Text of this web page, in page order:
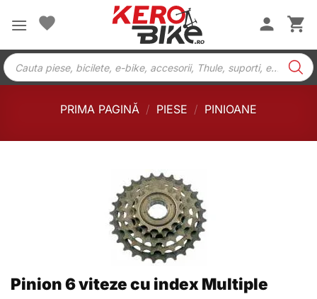
Products
search
PRIMA PAGINĂ / PIESE / PINIOANE
Pinion 6 viteze cu index Multiple